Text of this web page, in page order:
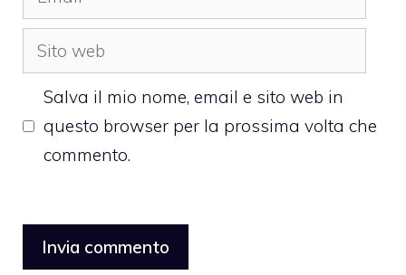
Sito
web
Salva il mio nome, email e sito web in
questo browser per la prossima volta che
commento.